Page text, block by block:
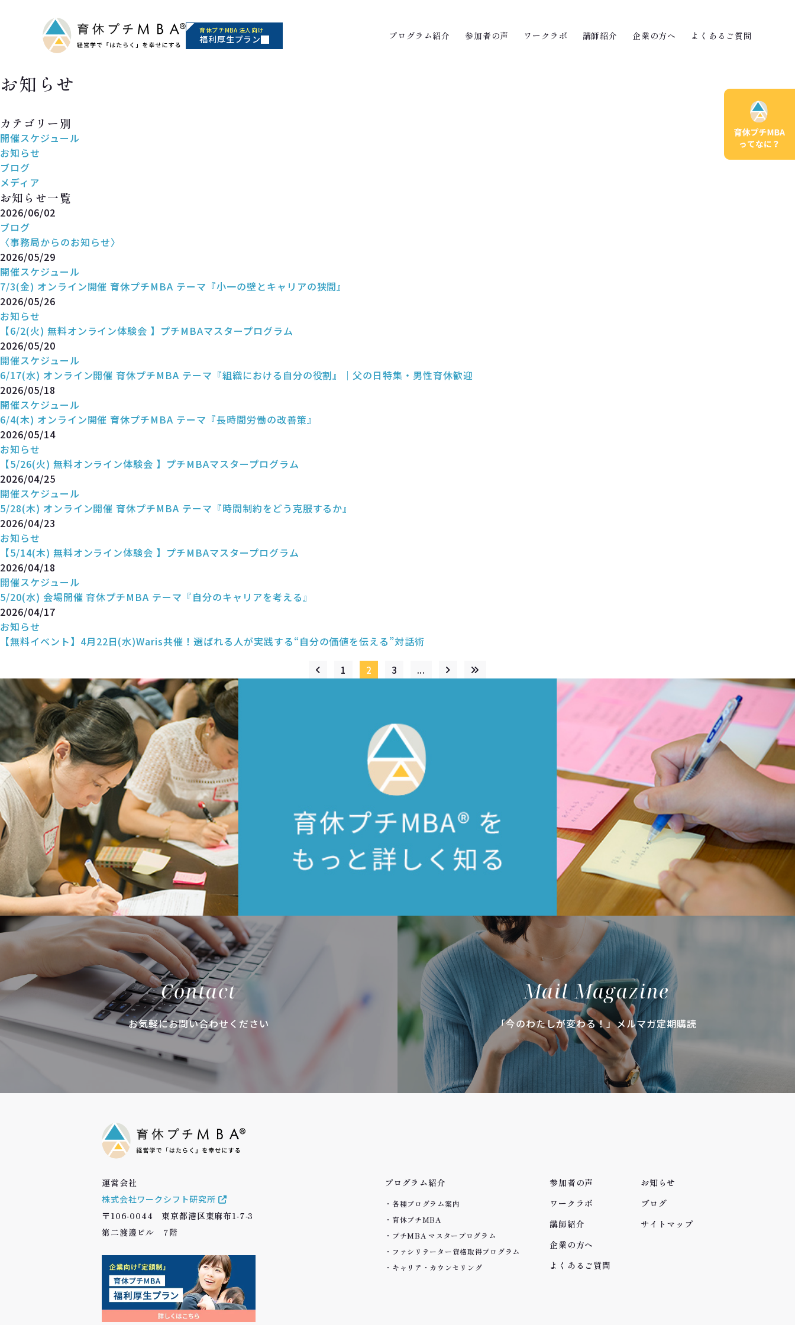
育休プチMBA 法人向け
福利厚生プラン プログラム紹介 参加者の声 ワークラボ 講師紹介 企業の方へ よくあるご質問
お知らせ
カテゴリー別
開催スケジュール
お知らせ
ブログ
メディア
お知らせ一覧
2026/06/02
ブログ
〈事務局からのお知らせ〉
2026/05/29
開催スケジュール
7/3(金) オンライン開催 育休プチMBA テーマ『小一の壁とキャリアの狭間』
2026/05/26
お知らせ
【6/2(火) 無料オンライン体験会 】プチMBAマスタープログラム
2026/05/20
開催スケジュール
6/17(水) オンライン開催 育休プチMBA テーマ『組織における自分の役割』｜父の日特集・男性育休歓迎
2026/05/18
開催スケジュール
6/4(木) オンライン開催 育休プチMBA テーマ『長時間労働の改善策』
2026/05/14
お知らせ
【5/26(火) 無料オンライン体験会 】プチMBAマスタープログラム
2026/04/25
開催スケジュール
5/28(木) オンライン開催 育休プチMBA テーマ『時間制約をどう克服するか』
2026/04/23
お知らせ
【5/14(木) 無料オンライン体験会 】プチMBAマスタープログラム
2026/04/18
開催スケジュール
5/20(水) 会場開催 育休プチMBA テーマ『自分のキャリアを考える』
2026/04/17
お知らせ
【無料イベント】4月22日(水)Waris共催！選ばれる人が実践する“自分の価値を伝える”対話術
1 2 3 ...
Contact
お気軽にお問い合わせください
Mail Magazine
「今のわたしが変わる！」メルマガ定期購読
運営会社
株式会社ワークシフト研究所
〒106-0044 東京都港区東麻布1-7-3
第二渡邊ビル 7階
プログラム紹介
各種プログラム案内
育休プチMBA
プチMBA マスタープログラム
ファシリテーター資格取得プログラム
キャリア・カウンセリング
参加者の声
ワークラボ
講師紹介
企業の方へ
よくあるご質問
お知らせ
ブログ
サイトマップ